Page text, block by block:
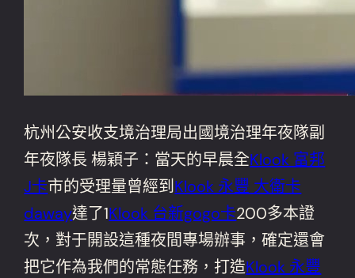
杭州公安收支境治理局出國境治理年夜隊副
年夜隊長 楊穎子：當天的早晨全Klook 富邦
J卡市的受理量曾經到Klook 永豐 大衛卡
daway達了1Klook 台新gogo卡200多本證
次，對于開設這種夜間專場辦事，確定還會
把它作為我們的常態任務，打造Klook 永豐